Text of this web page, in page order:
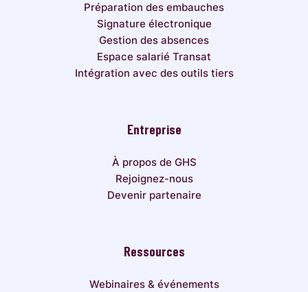
Préparation des embauches
Signature électronique
Gestion des absences
Espace salarié Transat
Intégration avec des outils tiers
Entreprise
À propos de GHS
Rejoignez-nous
Devenir partenaire
Ressources
Webinaires & événements